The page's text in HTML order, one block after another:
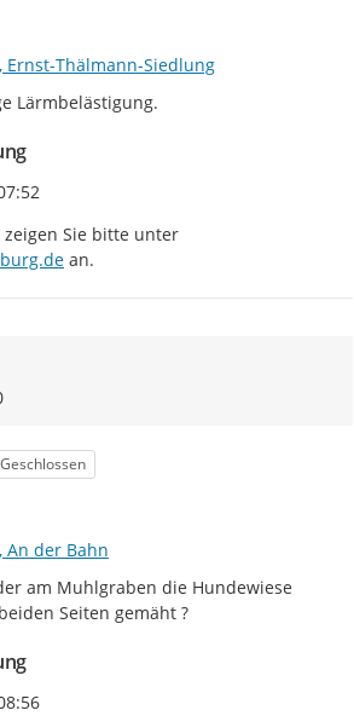
Ernst-Thälmann-Siedlung
Lärmbelästigung.
Erstellens
an.
Zur Äußerung
Status
Geschlossen
An der Bahn
am Muhlgraben die Hundewiese
Seiten gemäht ?
Erstellens